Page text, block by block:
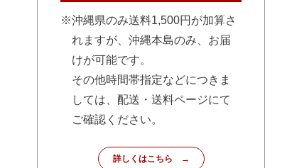
※沖縄県のみ送料1,500円が加算さ
れますが、沖縄本島のみ、お届
けが可能です。
その他時間帯指定などにつきま
しては、配送・送料ページにて
ご確認ください。
詳しくはこちら